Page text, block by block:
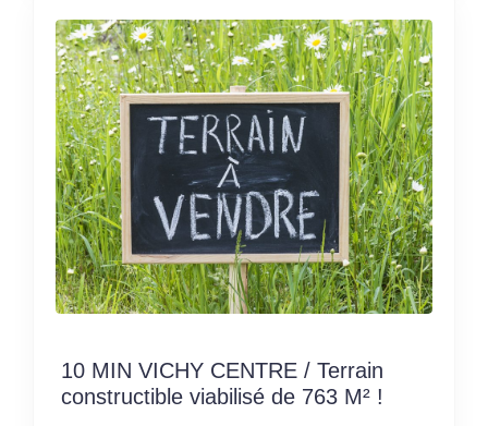
10 MIN VICHY CENTRE / Terrain
constructible viabilisé de 763 M² !